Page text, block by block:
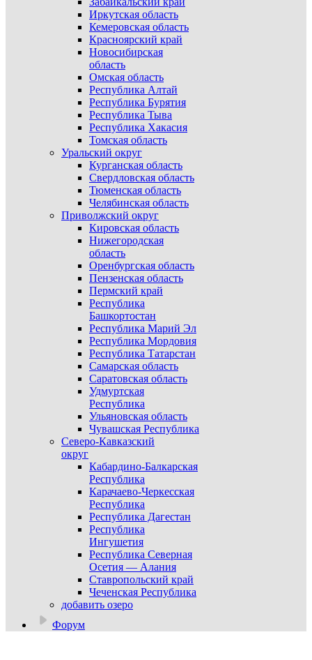
Иркутская область
Кемеровская область
Красноярский край
Новосибирская
область
Омская область
Республика Алтай
Республика Бурятия
Республика Тыва
Республика Хакасия
Томская область
Уральский округ
Курганская область
Свердловская область
Тюменская область
Челябинская область
Приволжский округ
Кировская область
Нижегородская
область
Оренбургская область
Пензенская область
Пермский край
Республика
Башкортостан
Республика Марий Эл
Республика Мордовия
Республика Татарстан
Самарская область
Саратовская область
Удмуртская
Республика
Ульяновская область
Чувашская Республика
Северо-Кавказский
округ
Кабардино-Балкарская
Республика
Карачаево-Черкесская
Республика
Республика Дагестан
Республика
Ингушетия
Республика Северная
Осетия — Алания
Ставропольский край
Чеченская Республика
добавить озеро
Форум